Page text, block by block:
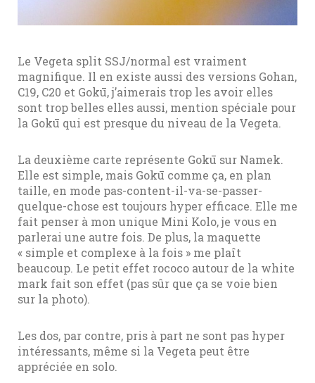
Le Vegeta split SSJ/normal est vraiment
magnifique. Il en existe aussi des versions Gohan,
C19, C20 et Gokū, j’aimerais trop les avoir elles
sont trop belles elles aussi, mention spéciale pour
la Gokū qui est presque du niveau de la Vegeta.
La deuxième carte représente Gokū sur Namek.
Elle est simple, mais Gokū comme ça, en plan
taille, en mode pas-content-il-va-se-passer-
quelque-chose est toujours hyper efficace. Elle me
fait penser à mon unique Mini Kolo, je vous en
parlerai une autre fois. De plus, la maquette
« simple et complexe à la fois » me plaît
beaucoup. Le petit effet rococo autour de la white
mark fait son effet (pas sûr que ça se voie bien
sur la photo).
Les dos, par contre, pris à part ne sont pas hyper
intéressants, même si la Vegeta peut être
appréciée en solo.